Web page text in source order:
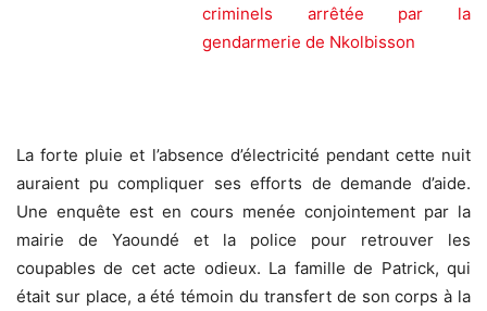
criminels arrêtée par la
gendarmerie de Nkolbisson
La forte pluie et l’absence d’électricité pendant cette nuit
auraient pu compliquer ses efforts de demande d’aide.
Une enquête est en cours menée conjointement par la
mairie de Yaoundé et la police pour retrouver les
coupables de cet acte odieux. La famille de Patrick, qui
était sur place, a été témoin du transfert de son corps à la